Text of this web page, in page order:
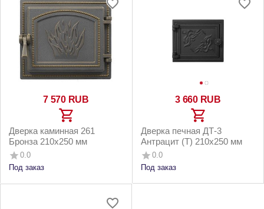
7 570 RUB
Дверка каминная 261
Бронза 210х250 мм
0.0
Под заказ
3 660 RUB
Дверка печная ДТ-3
Антрацит (Т) 210х250 мм
0.0
Под заказ